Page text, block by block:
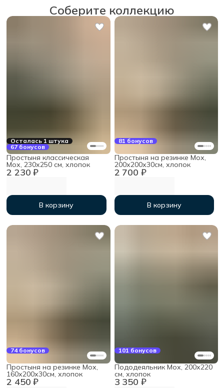
Соберите коллекцию
Осталась 1 штука
67 бонусов
2 230 ₽
Простыня классическая
Мох, 230х250 см, хлопок
В корзину
81 бонусов
2 700 ₽
Простыня на резинке Мох,
200х200х30см, хлопок
В корзину
74 бонусов
2 450 ₽
Простыня на резинке Мох,
160х200х30см, хлопок
101 бонусов
3 350 ₽
Пододеяльник Мох, 200х220
см, хлопок